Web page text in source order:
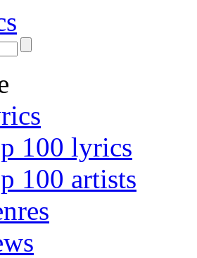
100 lyrics
100 artists